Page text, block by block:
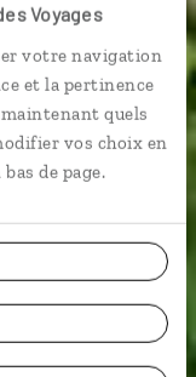
Voyages
votre navigation
et la pertinence
quels
vos choix en
de page.
GUYANE